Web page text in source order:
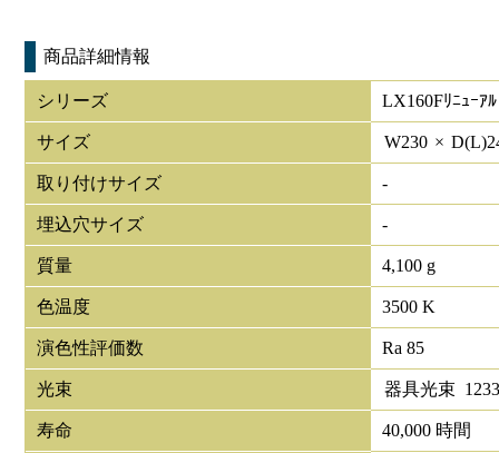
商品詳細情報
シリーズ LX160Fﾘﾆｭｰｱﾙ
サイズ W230 × D(L)
取り付けサイズ -
埋込穴サイズ -
質量 4,100 g
色温度 3500 K
演色性評価数 Ra 85
光束 器具光束
寿命 40,000 時間